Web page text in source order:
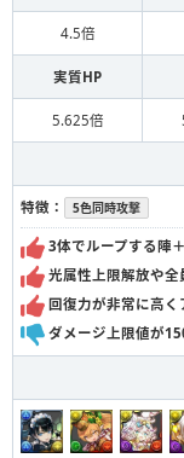
4.5倍
実質HP
5.625倍
特徴： 5色同時攻撃
3体でループする陣
光属性上限解放や全
回復力が非常に高
ダメージ上限値が